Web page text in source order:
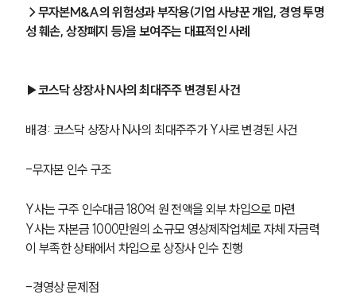
→무자본M&A의 위험성과 부작용(기업 사냥꾼 개입, 경영 투명
성 훼손, 상장폐지 등)을 보여주는 대표적인 사례
▶코스닥 상장사 N사의 최대주주 변경된 사건
배경: 코스닥 상장사 N사의 최대주주가 Y사로 변경된 사건
-무자본 인수 구조
Y사는 구주 인수대금 180억 원 전액을 외부 차입으로 마련
Y사는 자본금 1000만원의 소규모 영상제작업체로 자체 자금력
이 부족한 상태에서 차입으로 상장사 인수 진행
-경영상 문제점